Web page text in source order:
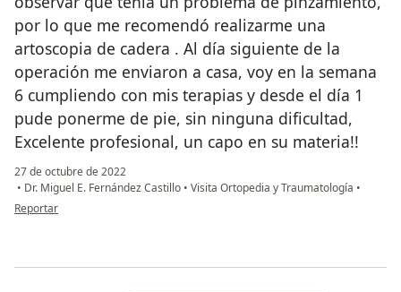
por lo que me recomendó realizarme una
artoscopia de cadera . Al día siguiente de la
operación me enviaron a casa, voy en la semana
6 cumpliendo con mis terapias y desde el día 1
pude ponerme de pie, sin ninguna dificultad,
Excelente profesional, un capo en su materia!!
27 de octubre de 2022
• Dr. Miguel E. Fernández Castillo • Visita Ortopedia y Traumatología •
en opinión del usuario Jeanelli
Reportar